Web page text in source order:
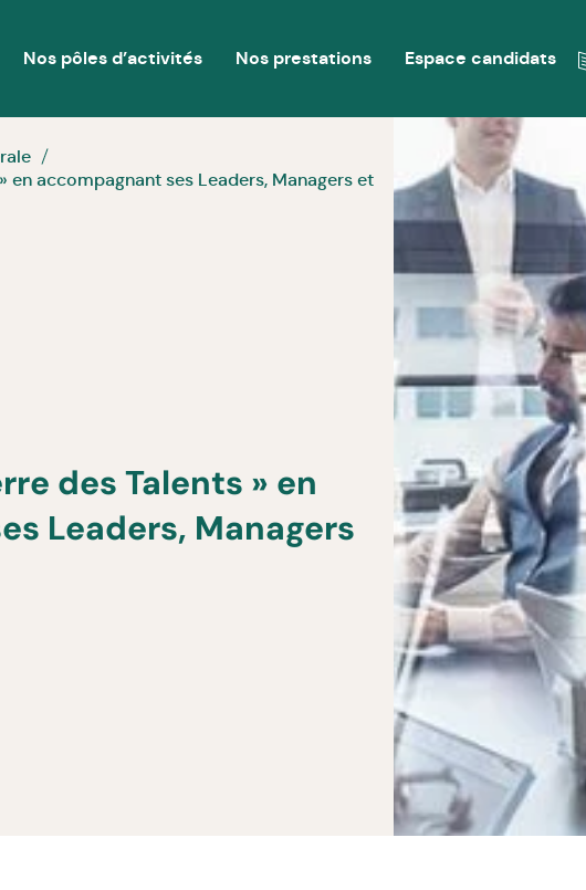
Nos pôles d’activités Nos prestations Espace candidats
en accompagnant ses Leaders, Managers et
des Talents » en
Leaders, Managers